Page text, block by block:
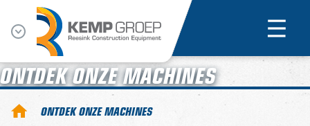
ONTDEK ONZE MACHINES
ONTDEK ONZE MACHINES